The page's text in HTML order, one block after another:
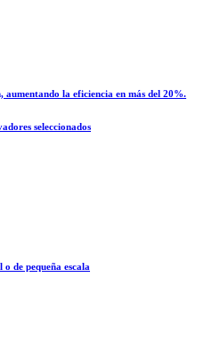
aumentando la eficiencia en más del 20%.
seleccionados
de pequeña escala